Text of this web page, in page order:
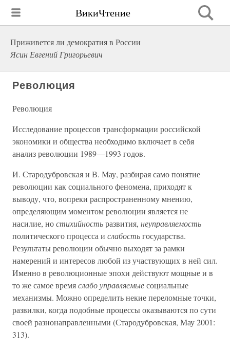
ВикиЧтение
Приживется ли демократия в России
Ясин Евгений Григорьевич
Революция
Революция
Исследование процессов трансформации российской
экономики и общества необходимо включает в себя
анализ революции 1989—1993 годов.
И. Стародубровская и В. Мау, разбирая само понятие
революции как социального феномена, приходят к
выводу, что, вопреки распространенному мнению,
определяющим моментом революции является не
насилие, ностихийностьразвития, неуправляемость
политического процесса и слабостьгосударства.
Результаты революции обычно выходят за рамки
намерений и интересов любой из участвующих в ней сил.
Именно в революционные эпохи действуют мощные и в
то же самое времяслабо управляемыесоциальные
механизмы. Можно определить некие переломные точки,
развилки, когда подобные процессы оказываются по сути
своей разнонаправленными (Стародубровская, Мау 2001:
313).